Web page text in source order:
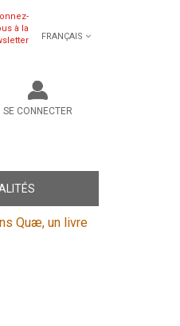
à la
FRANÇAIS
SE CONNECTER
Quæ, un livre